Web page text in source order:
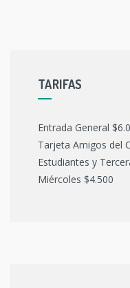
TARIFAS
Entrada General
Tarjeta Amigos del
Estudiantes y
Miércoles $4.500